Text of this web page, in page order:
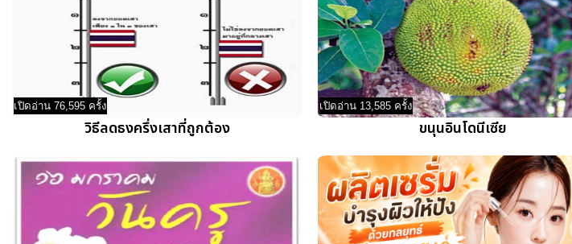
เปิดอ่าน 76,595 ครั้ง
วิธีลดธงครึ่งเสาที่ถูกต้อง
เปิดอ่าน 13,585 ครั้ง
ขนุนอินโดนีเซีย